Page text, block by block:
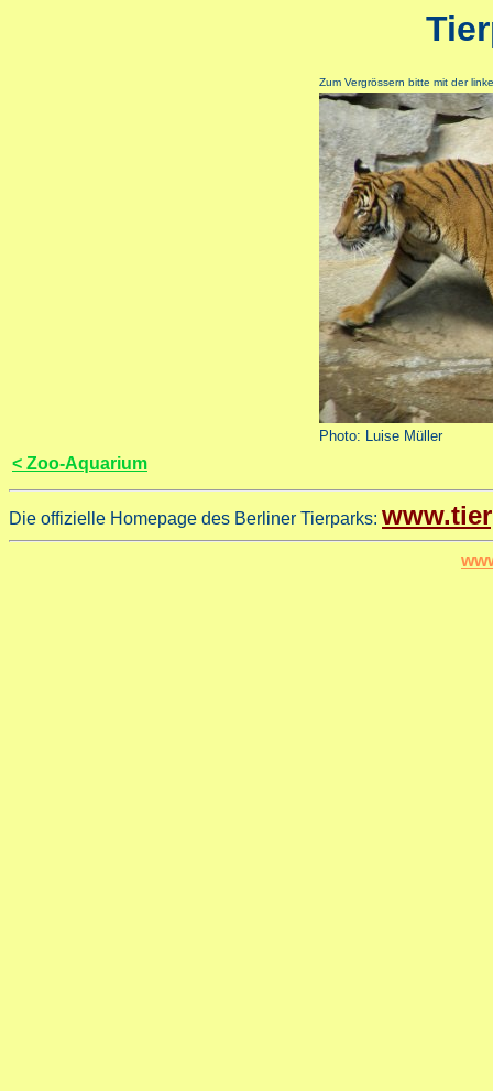
Zum Vergrössern bitte mit der
Photo: Luise Müller
< Zoo-Aquarium
Die offizielle Homepage des Berliner Tierparks: